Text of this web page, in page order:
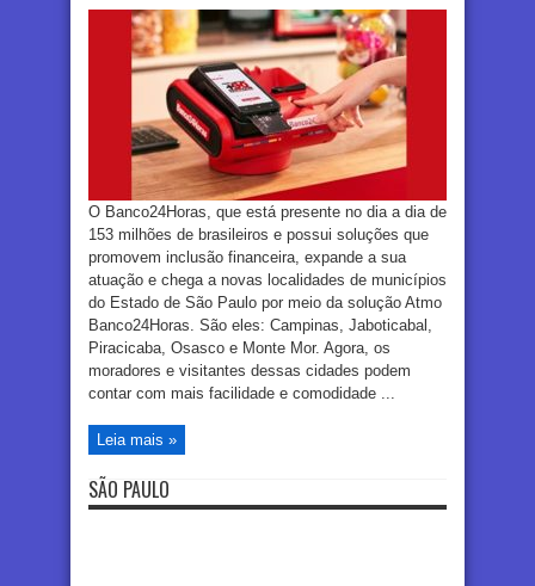
O Banco24Horas, que está presente no dia a dia de
153 milhões de brasileiros e possui soluções que
promovem inclusão financeira, expande a sua
atuação e chega a novas localidades de municípios
do Estado de São Paulo por meio da solução Atmo
Banco24Horas. São eles: Campinas, Jaboticabal,
Piracicaba, Osasco e Monte Mor. Agora, os
moradores e visitantes dessas cidades podem
contar com mais facilidade e comodidade ...
Leia mais »
SÃO PAULO